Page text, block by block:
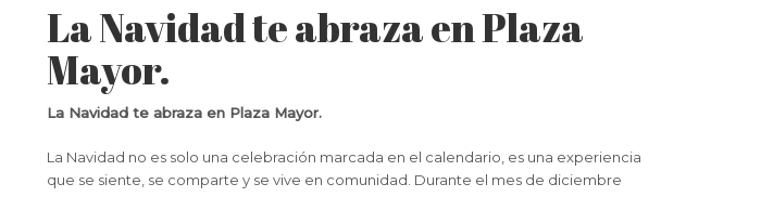
La Navidad te abraza en Plaza
Mayor.
La Navidad te abraza en Plaza Mayor.
La Navidad no es solo una celebración marcada en el calendario, es una experiencia
que se siente, se comparte y se vive en comunidad. Durante el mes de diciembre